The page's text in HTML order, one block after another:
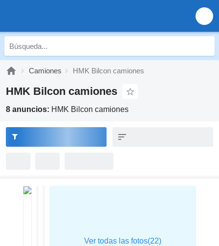
Camiones HMK Bilcon camiones
HMK Bilcon camiones
8 anuncios: HMK Bilcon camiones